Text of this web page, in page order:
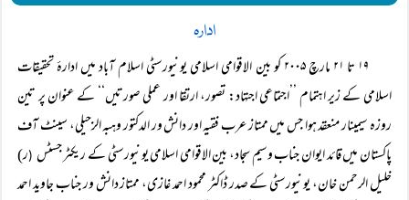
ادارہ
۱۹ تا ۲۱ مارچ ۲۰۰۵ کو بین الاقوامی اسلامی یونیورسٹی اسلام آباد میں ادارۂ تحقیقات
اسلامی کے زیر اہتمام ’’اجتماعی اجتہاد: تصور، ارتقا اور عملی صورتیں‘‘ کے عنوان پر تین
روزہ سیمینار منعقد ہوا جس میں ممتاز عرب فقیہ اور دانش ور الدکتور وہبہ الزحیلی، سینٹ آف
پاکستان میں قائد ایوان جناب وسیم سجاد، بین الاقوامی اسلامی یونیورسٹی کے ریکٹر جسٹس (ر)
خلیل الرحمن خان، یونیورسٹی کے صدر ڈاکٹر محمود احمد غازی، ممتاز دانش ور جناب جاوید احمد